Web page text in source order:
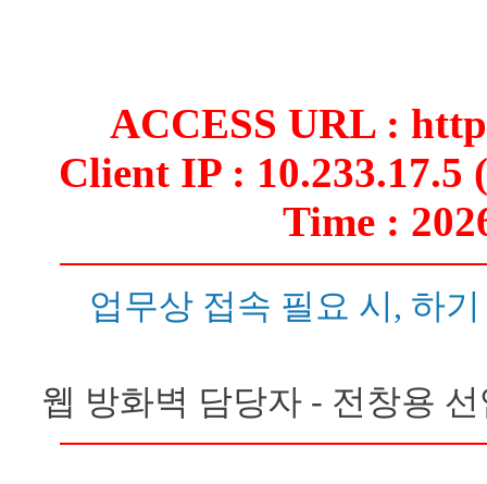
ACCESS URL :
Client IP :
Time :
업무상 접속 필요 시, 하
웹 방화벽 담당자 - 전창용